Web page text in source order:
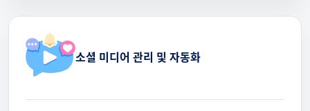
소셜 미디어 관리 및 자동화